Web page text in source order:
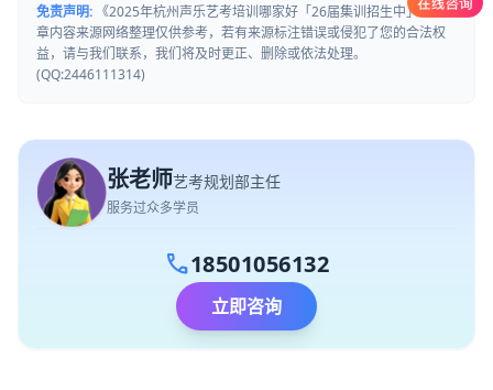
免责声明: 《2025年杭州声乐艺考培训哪家好「26届集训招生中」》文
章内容来源网络整理仅供参考，若有来源标注错误或侵犯了您的合法权
益，请与我们联系，我们将及时更正、删除或依法处理。
(QQ:2446111314)
张老师艺考规划部主任
服务过众多学员
call18501056132
立即咨询